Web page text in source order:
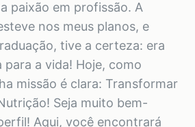
paixão em profissão. A
nos meus planos, e
tive a certeza: era
para a vida! Hoje, como
missão é clara: Transformar
Seja muito bem-
Aqui, você encontrará